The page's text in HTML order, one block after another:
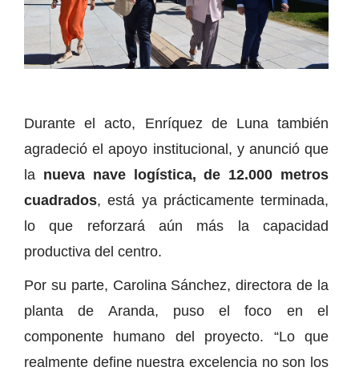
Durante el acto, Enríquez de Luna también
agradeció el apoyo institucional, y anunció que
la nueva nave logística, de 12.000 metros
cuadrados, está ya prácticamente terminada,
lo que reforzará aún más la capacidad
productiva del centro.
Por su parte, Carolina Sánchez, directora de la
planta de Aranda, puso el foco en el
componente humano del proyecto. “Lo que
realmente define nuestra excelencia no son los